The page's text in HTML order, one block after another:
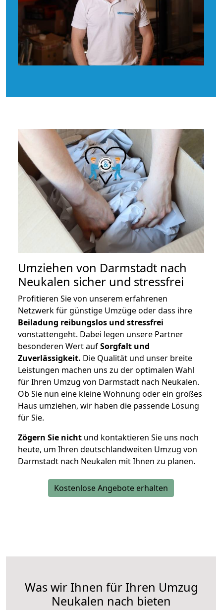
Umziehen von Darmstadt nach
Neukalen sicher und stressfrei
Profitieren Sie von unserem erfahrenen
Netzwerk für günstige Umzüge oder dass ihre
Beiladung reibungslos und stressfrei
vonstattengeht. Dabei legen unsere Partner
besonderen Wert aufSorgfalt und
Zuverlässigkeit. Die Qualität und unser breite
Leistungen machen uns zu der optimalen Wahl
für Ihren Umzug von Darmstadt nach Neukalen.
Ob Sie nun eine kleine Wohnung oder ein großes
Haus umziehen, wir haben die passende Lösung
für Sie.
Zögern Sie nicht und kontaktieren Sie uns noch
heute, um Ihren deutschlandweiten Umzug von
Darmstadt nach Neukalen mit Ihnen zu planen.
Kostenlose Angebote erhalten
Was wir Ihnen für Ihren Umzug
Neukalen nach bieten